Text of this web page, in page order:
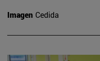
Imagen Cedida